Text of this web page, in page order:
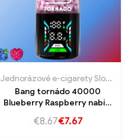
,Jednorázové e-cigarety
Jednorázové e-cigarety Slovensko
Bang tornádo 40000
Blueberry Raspberry nabízí
€8.67€7.67